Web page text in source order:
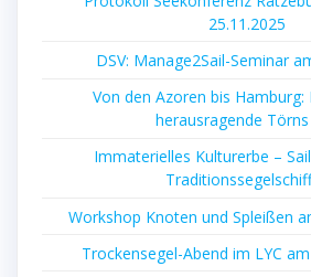
25.11.2025
DSV: Manage2Sail-Seminar
Von den Azoren bis Hamburg:
herausragende
Immaterielles Kulturerbe –
Workshop Knoten und Spleißen
Trockensegel-Abend im LYC